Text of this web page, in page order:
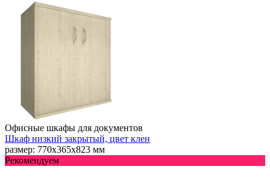
Офисные шкафы для документов
Шкаф низкий закрытый, цвет клен
размер: 770х365х823 мм
Рекомендуем